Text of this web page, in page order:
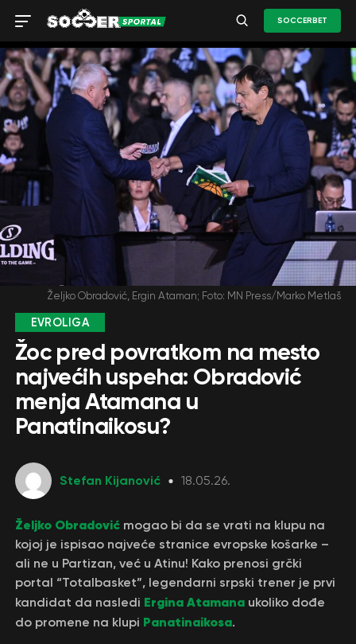
SOCCERBET
Željko Obradović, Ergin Ataman; Foto: MN Press/Marko Metlaš
EVROLIGA
Žoc pred povratkom na mesto
najvećih uspeha: Obradović
menja Atamana u
Panatinaikosu?
Stefan Kijanović 18.05.26.
Željko Obradović mogao bi da se vrati na klupu na
kojoj je ispisao najveće stranice evropske košarke –
ali ne u Partizan, već u Atinu! Kako prenosi grčki
portal “Totalbasket”, legendarni srpski trener je prvi
kandidat da nasledi Ergina Atamanaukoliko dođe
do promene na klupi Panatinaikosa.